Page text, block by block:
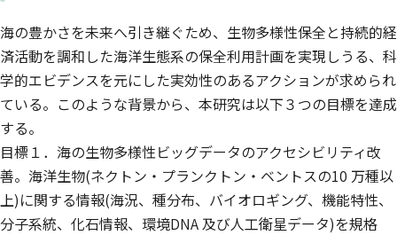
海の豊かさを未来へ引き継ぐため、生物多様性保全と持続的経
済活動を調和した海洋生態系の保全利用計画を実現しうる、科
学的エビデンスを元にした実効性のあるアクションが求められ
ている。このような背景から、本研究は以下３つの目標を達成
する。
目標１．海の生物多様性ビッグデータのアクセシビリティ改
善。海洋生物(ネクトン・プランクトン・ベントスの10 万種以
上)に関する情報(海況、種分布、バイオロギング、機能特性、
分子系統、化石情報、環境DNA 及び人工衛星データ)を規格